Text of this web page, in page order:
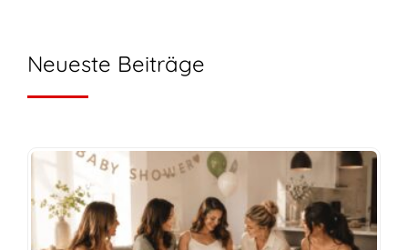
Neueste Beiträge